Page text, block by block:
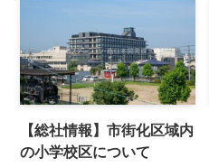
【総社情報】市街化区域内
の小学校区について